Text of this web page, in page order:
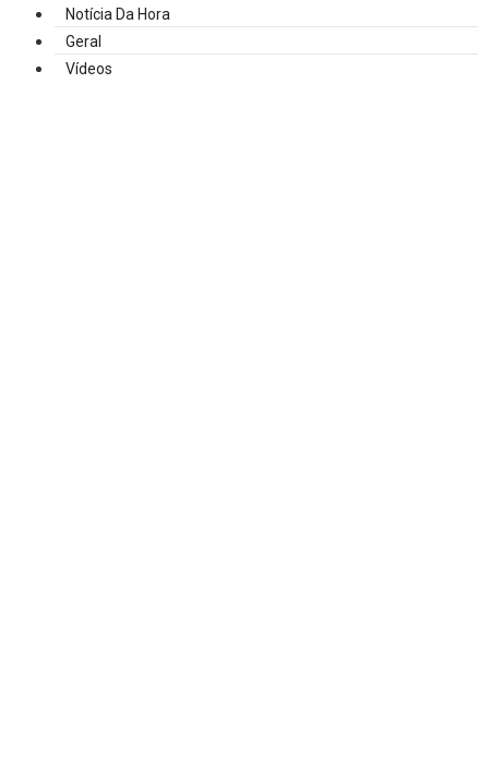
Notícia Da Hora
Geral
Vídeos